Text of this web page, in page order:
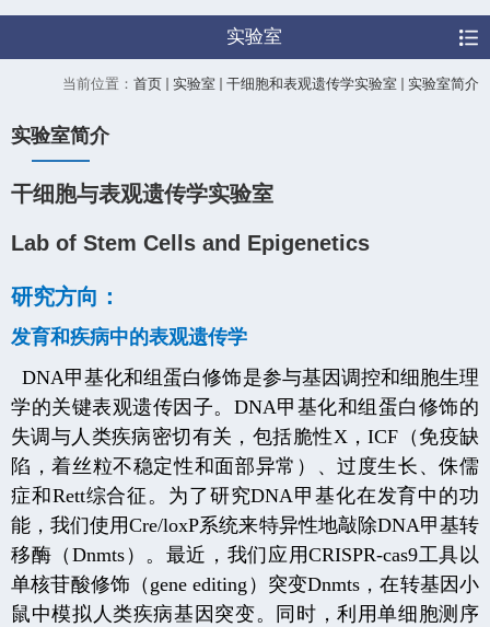
实验室
当前位置： 首页 实验室 干细胞和表观遗传学实验室 实验室简介
实验室简介
干细胞与表观遗传学实验室
Lab of Stem Cells and Epigenetics
研究方向：
发育和疾病中的表观遗传学
DNA甲基化和组蛋白修饰是参与基因调控和细胞生理
学的关键表观遗传因子。 DNA甲基化和组蛋白修饰的
失调与人类疾病密切有关，包括脆性X，ICF （免疫缺
陷，着丝粒不稳定性和面部异常）、过度生长、侏儒
症和Rett综合征。为了研究DNA甲基化在发育中的功
能，我们使用Cre/loxP系统来特异性地敲除DNA甲基转
移酶（ Dnmts）。最近，我们应用CRISPR-cas9工具以
单核苷酸修饰（ gene editing ）突变Dnmts ，在转基因小
鼠中模拟人类疾病基因突变。同时，利用单细胞测序